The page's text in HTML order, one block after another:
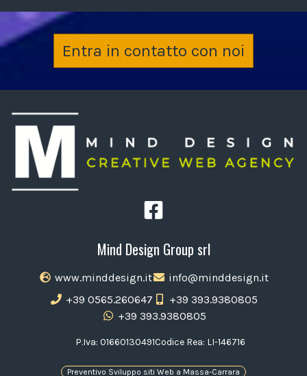
Entra in contatto con noi
Mind Design Group srl
www.minddesign.it
info@minddesign.it
+39 0565.260647
+39 393.9380805
+39 393.9380805
P.Iva: 01660130491Codice Rea: LI-146716
Preventivo Sviluppo siti Web a Massa-Carrara